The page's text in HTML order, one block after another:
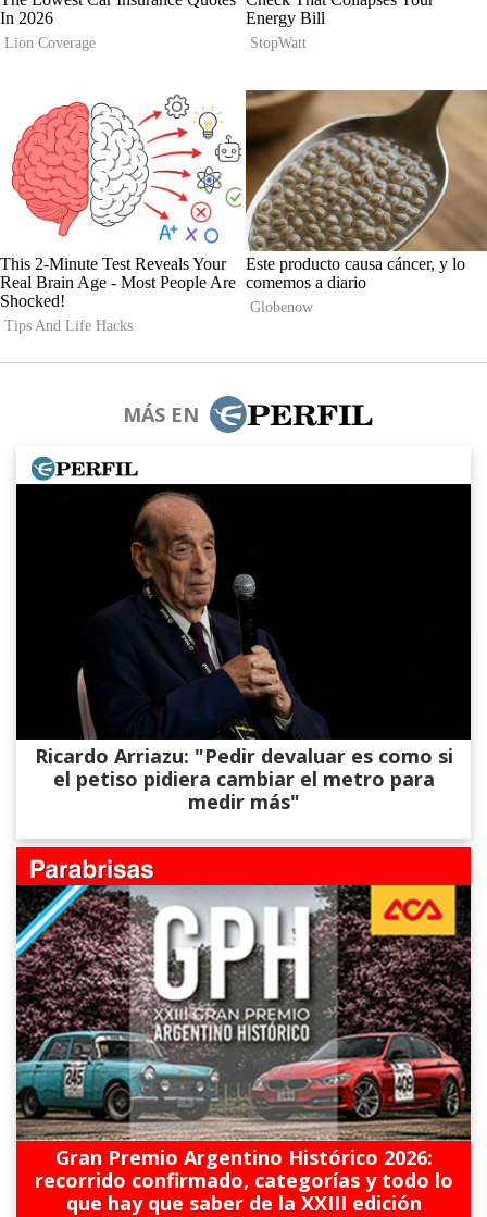
MÁS EN
Ricardo Arriazu: "Pedir devaluar es como si
el petiso pidiera cambiar el metro para
medir más"
Gran Premio Argentino Histórico 2026:
recorrido confirmado, categorías y todo lo
que hay que saber de la XXIII edición